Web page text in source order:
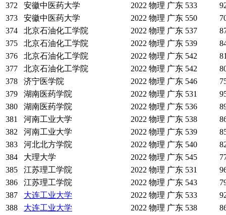
372
安徽中医药大学 2022 物理 广东 533
373
安徽中医药大学 2022 物理 广东 550
374
北京石油化工学院 2022 物理 广东 537
375
北京石油化工学院 2022 物理 广东 539
376
北京石油化工学院 2022 物理 广东 542
377
北京石油化工学院 2022 物理 广东 542
378
济宁医学院 2022 物理 广东 546
379
湖南医药学院 2022 物理 广东 531
380
湖南医药学院 2022 物理 广东 536
381
河南工业大学 2022 物理 广东 538
382
河南工业大学 2022 物理 广东 539
383
河北北方学院 2022 物理 广东 540
384
大理大学 2022 物理 广东 545
385
江苏理工学院 2022 物理 广东 531
386
江苏理工学院 2022 物理 广东 543
387
大连工业大学 2022 物理 广东 533
388
大连工业大学 2022 物理 广东 538